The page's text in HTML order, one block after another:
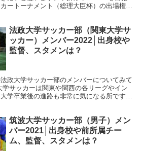
ートーナメント（総理大臣杯）の出場権を
法政大学サッカー部（関東大学サ
ッカー）メンバー2022│出身校や
監督、スタメンは？
政大学サッカー部のメンバーについてみて
サッカーは関東や関西の各リーグやイン
学卒業後の進路も非常に気になる所です
筑波大学サッカー部（男子）メン
バー2021│出身校や前所属チー
ム、監督、スタメンは？